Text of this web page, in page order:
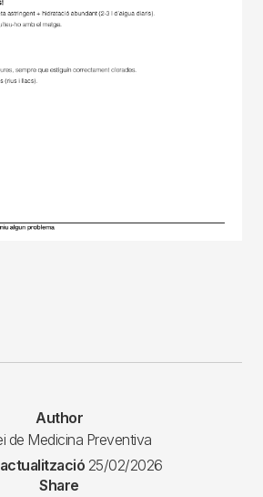
Author
de Medicina Preventiva
25/02/2026
Share